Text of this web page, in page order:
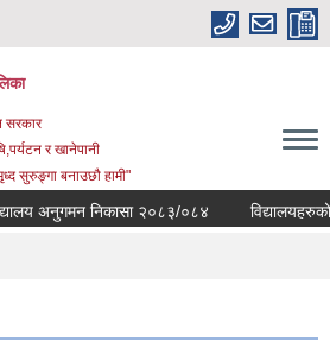
सरकार
र खानेपानी
सुरुङ्गा बनाउछौ हामी"
अनुगमन निकासा २०८३/०८४ विद्यालयहरुको